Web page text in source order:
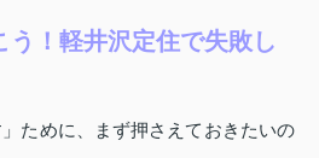
う！軽井沢定住で失敗し
ために、まず押さえておきたいの